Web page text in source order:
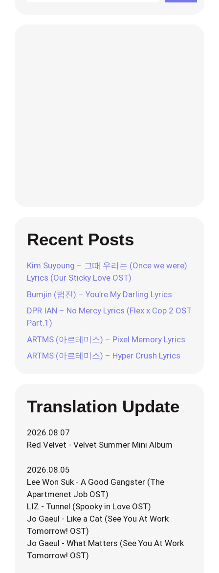
Recent Posts
Kim Suyoung – 그때 우리는 (Once we were)
Lyrics (Our Sticky Love OST)
Bumjin (범진) – You’re My Darling Lyrics
DPR IAN – No Mercy Lyrics (Flex x Cop 2 OST
Part.1)
ARTMS (아르테미스) – Pixel Memory Lyrics
ARTMS (아르테미스) – Hyper Crush Lyrics
Translation Update
2026.08.07
Red Velvet - Velvet Summer Mini Album
2026.08.05
Lee Won Suk - A Good Gangster (The
Apartmenet Job OST)
LIZ - Tunnel (Spooky in Love OST)
Jo Gaeul - Like a Cat (See You At Work
Tomorrow! OST)
Jo Gaeul - What Matters (See You At Work
Tomorrow! OST)